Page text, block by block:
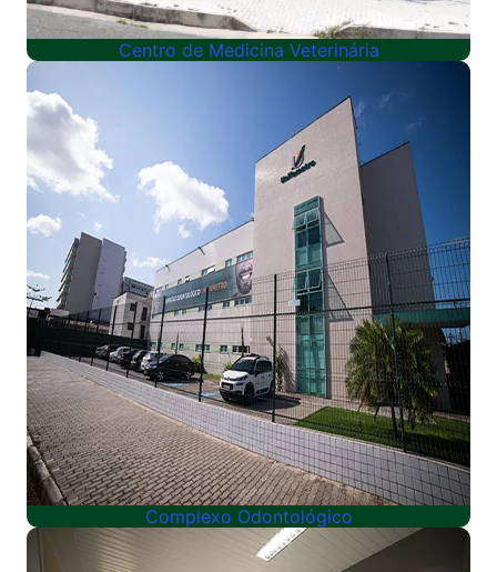
Centro de Medicina Veterinária
Complexo Odontológico